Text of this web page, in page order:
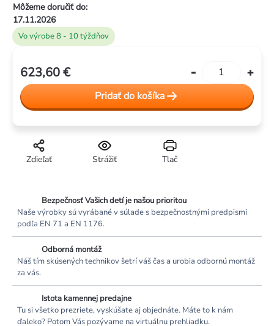
Vo výrobe 8 - 10 týždňov
Môžeme doručiť do:
17.11.2026
Tlač
Strážiť
Zdieľať
623,60 €
cena:Pridať do košíka
Bezpečnosť Vašich detí je našou prioritou
Naše výrobky sú vyrábané v súlade s bezpečnostnými predpismi
podľa EN 71 a EN 1176.
Odborná montáž
Náš tím skúsených technikov šetrí váš čas a urobia odbornú montáž
za vás.
Istota kamennej predajne
Tu si všetko prezriete, vyskúšate aj objednáte. Máte to k nám
ďaleko? Potom Vás pozývame na virtuálnu prehliadku.